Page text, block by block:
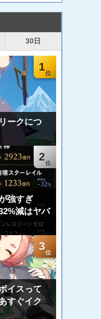
30日
1
ークにつ
2
強すぎ
減はヤバ
3
イスって
すぐイク